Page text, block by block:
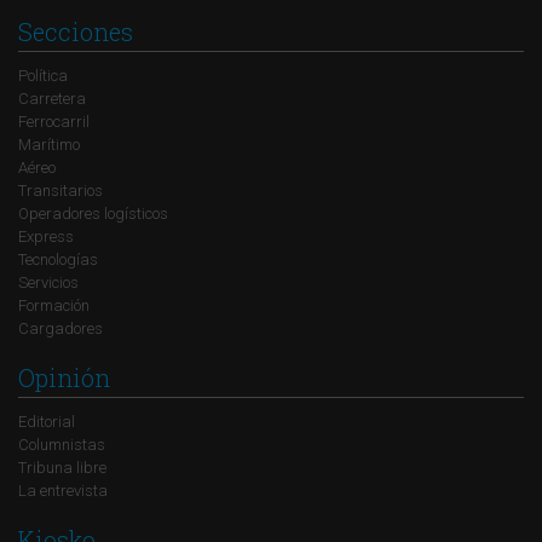
Secciones
Política
Carretera
Ferrocarril
Marítimo
Aéreo
Transitarios
Operadores logísticos
Express
Tecnologías
Servicios
Formación
Cargadores
Opinión
Editorial
Columnistas
Tribuna libre
La entrevista